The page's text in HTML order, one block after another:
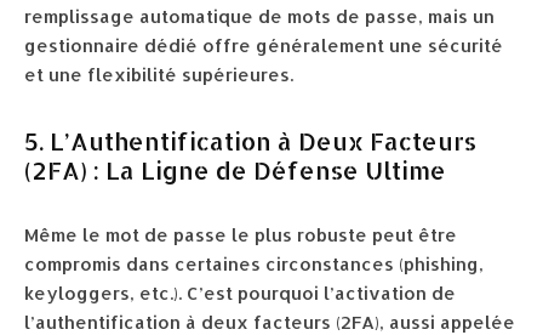
remplissage automatique de mots de passe, mais un
gestionnaire dédié offre généralement une sécurité
et une flexibilité supérieures.
5. L’Authentification à Deux Facteurs
(2FA) : La Ligne de Défense Ultime
Même le mot de passe le plus robuste peut être
compromis dans certaines circonstances (phishing,
keyloggers, etc.). C’est pourquoi l’activation de
l’authentification à deux facteurs (2FA), aussi appelée